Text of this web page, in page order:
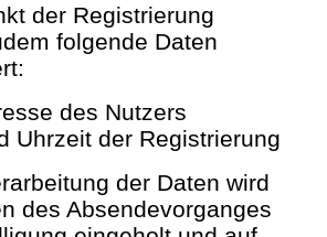
der Registrierung
folgende Daten
des Nutzers
Uhrzeit der Registrierung
der Daten wird
des Absendevorganges